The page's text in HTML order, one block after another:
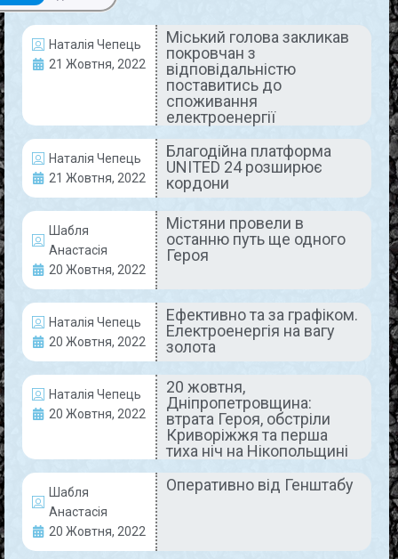
Наталія Чепець
21 Жовтня, 2022
Міський голова закликав
покровчан з
відповідальністю
поставитись до
споживання
електроенергії
Наталія Чепець
21 Жовтня, 2022
Благодійна платформа
UNITED 24 розширює
кордони
Шабля
Анастасія
20 Жовтня, 2022
Містяни провели в
останню путь ще одного
Героя
Наталія Чепець
20 Жовтня, 2022
Ефективно та за графіком.
Електроенергія на вагу
золота
Наталія Чепець
20 Жовтня, 2022
20 жовтня,
Дніпропетровщина:
втрата Героя, обстріли
Криворіжжя та перша
тиха ніч на Нікопольщині
Шабля
Анастасія
20 Жовтня, 2022
Оперативно від Генштабу
Міський голова закликав
покровчан з відповідальністю
поставитись до споживання
електроенергії
Через те, що ворог продовжує атакувати
по всій території України запроваджують
обмеження постачання електроенергії. Про це
мешканців громади поінформував
21 Жовтня, 2022 Коментарів немає